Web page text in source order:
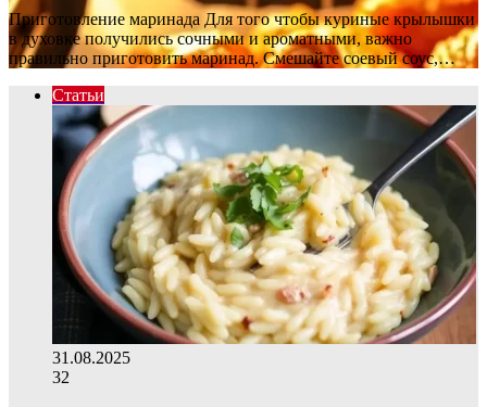
Приготовление маринада Для того чтобы куриные крылышки
в духовке получились сочными и ароматными, важно
правильно приготовить маринад. Смешайте соевый соус,…
Статьи
31.08.2025
32